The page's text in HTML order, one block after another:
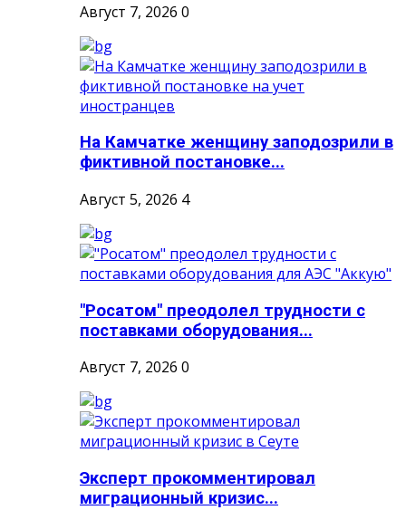
Август 7, 2026 0
На Камчатке женщину заподозрили в
фиктивной постановке...
Август 5, 2026 4
"Росатом" преодолел трудности с
поставками оборудования...
Август 7, 2026 0
Эксперт прокомментировал
миграционный кризис...